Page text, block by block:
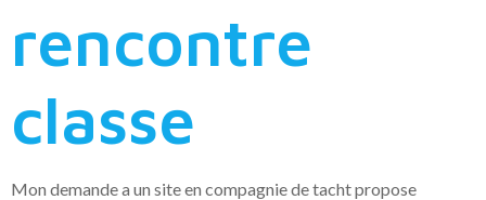
rencontre
classe
Mon demande a un site en compagnie de tacht propose